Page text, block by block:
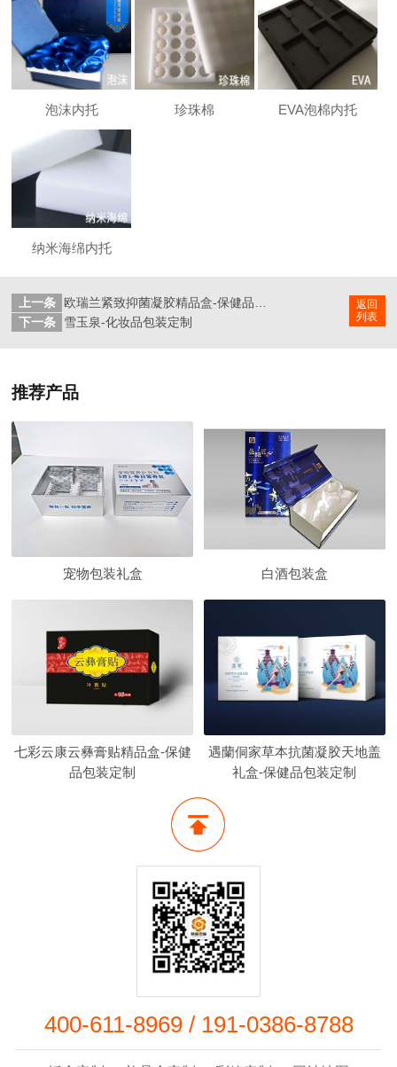
泡沫内托 珍珠棉 EVA泡棉内托
纳米海绵内托
返回
列表
上一条
下一条
雪玉泉-化妆品包装定制
推荐产品
宠物包装礼盒 白酒包装盒
七彩云康云彝膏贴精品盒-保健
品包装定制
遇蘭侗家草本抗菌凝胶天地盖
礼盒-保健品包装定制
400-611-8969/ 191-0386-8788